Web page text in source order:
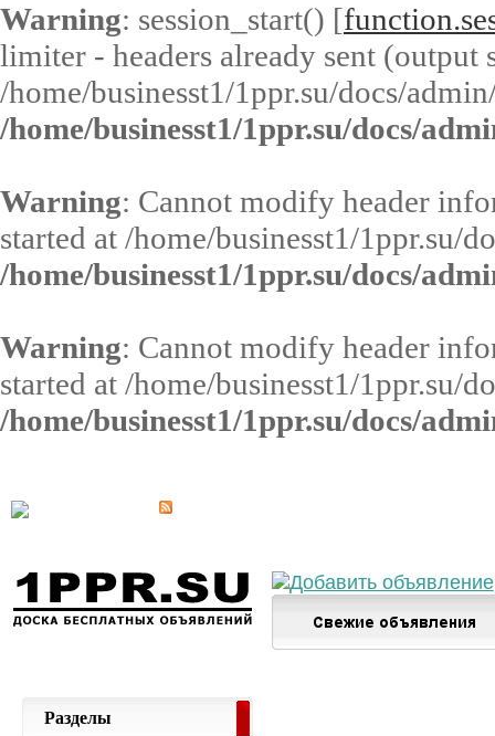
Warning: session_start() [
limiter - headers already sent (output
/home/businesst1/1ppr.su/docs/
/home/businesst1/1ppr.su/docs/
Warning: Cannot modify header
started at /home/businesst1/1ppr.su/
/home/businesst1/1ppr.su/docs/
Warning: Cannot modify header
started at /home/businesst1/1ppr.su/
/home/businesst1/1ppr.su/docs/
Разделы